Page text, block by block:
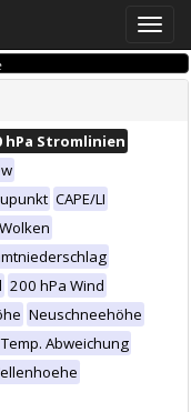
Toggle
hPa Stromlinien
CAPE/LI
200 hPa Wind
Neuschneehöhe
Abweichung